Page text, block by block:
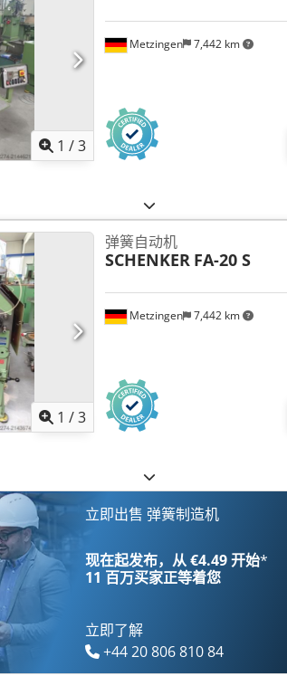
1 /3
Metzingen 7,442 km
1 /3
Metzingen 7,442 km
弹簧自动机
SCHENKER FA-20 S
立即出售 弹簧制造机
现在起发布，从 €4.49 开始*
11 百万买家正等着您
立即了解
+44 20 806 810 84